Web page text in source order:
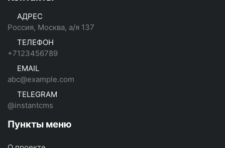
АДРЕС
Россия, Москва, а/я 137
ТЕЛЕФОН
+7123456789
EMAIL
abc@example.com
TELEGRAM
@instantcms
Пункты меню